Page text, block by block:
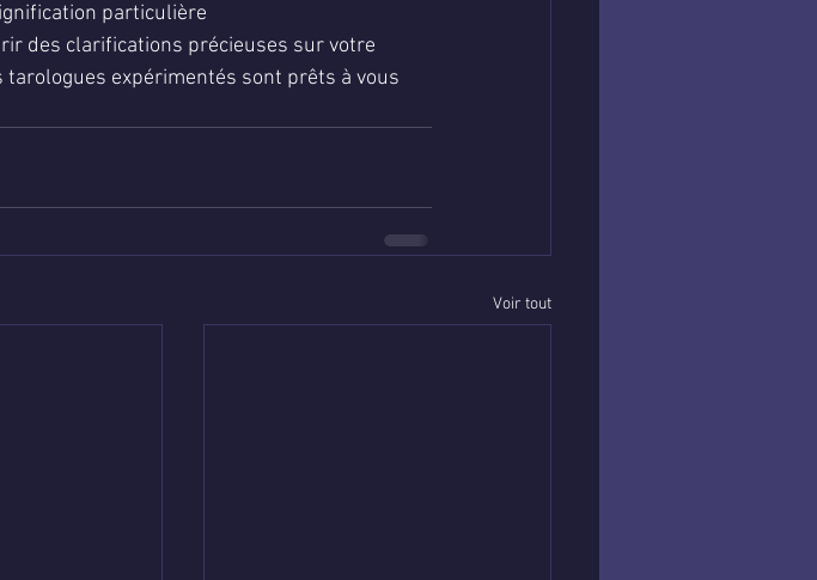
particulière
des clarifications précieuses sur votre
expérimentés sont prêts à vous
Voir tout